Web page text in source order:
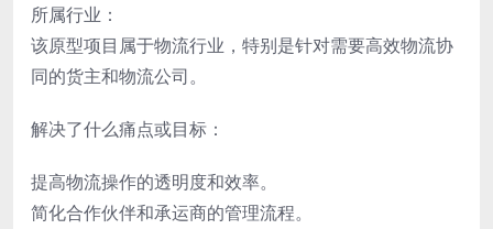
所属行业：
该原型项目属于物流行业，特别是针对需要高效物流协
同的货主和物流公司。
解决了什么痛点或目标：
提高物流操作的透明度和效率。
简化合作伙伴和承运商的管理流程。